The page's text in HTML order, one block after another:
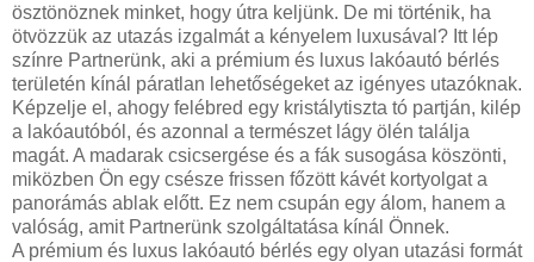
ösztönöznek minket, hogy útra keljünk. De mi történik, ha
ötvözzük az utazás izgalmát a kényelem luxusával? Itt lép
színre Partnerünk, aki a prémium és luxus lakóautó bérlés
területén kínál páratlan lehetőségeket az igényes utazóknak.
Képzelje el, ahogy felébred egy kristálytiszta tó partján, kilép
a lakóautóból, és azonnal a természet lágy ölén találja
magát. A madarak csicsergése és a fák susogása köszönti,
miközben Ön egy csésze frissen főzött kávét kortyolgat a
panorámás ablak előtt. Ez nem csupán egy álom, hanem a
valóság, amit Partnerünk szolgáltatása kínál Önnek.
A prémium és luxus lakóautó bérlés egy olyan utazási formát